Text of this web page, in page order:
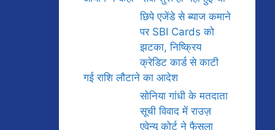
छिपे एजेंडे से ब्याज कमाने
पर SBI Cards को
झटका, निष्क्रिय
क्रेडिट कार्ड से काटी
गई राशि लौटाने का आदेश
सोनिया गांधी के मतदाता
सूची विवाद में राउज़
एवेन्यू कोर्ट ने फैसला